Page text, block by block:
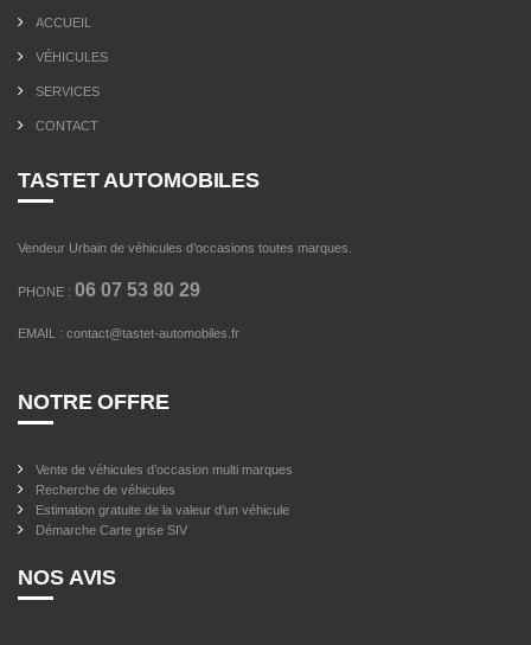
ACCUEIL
VÉHICULES
SERVICES
CONTACT
TASTET AUTOMOBILES
Vendeur Urbain de véhicules d’occasions toutes marques.
PHONE : 06 07 53 80 29
EMAIL : contact@tastet-automobiles.fr
NOTRE OFFRE
Vente de véhicules d’occasion multi marques
Recherche de véhicules
Estimation gratuite de la valeur d’un véhicule
Démarche Carte grise SIV
NOS AVIS